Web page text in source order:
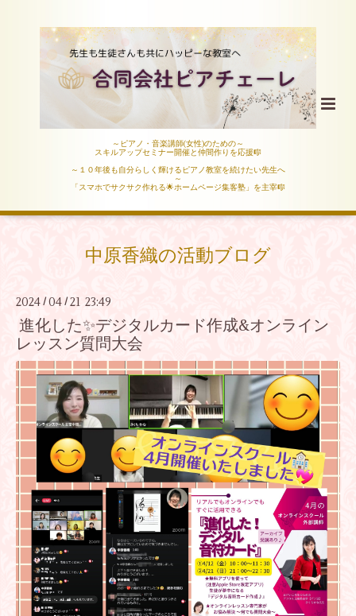
～ピアノ・音楽講師(女性)のための～
スキルアップセミナー開催と仲間作りを応援🎼
～１０年後も自分らしく輝けるピアノ教室を続けたい先生へ
～
「スマホでサクサク作れる🌟ホームページ集客塾」を主宰🎼
中原香織の活動ブログ
2024 / 04 / 21 23:49
進化した✨デジタルカード作成&オンライン
レッスン質問大会